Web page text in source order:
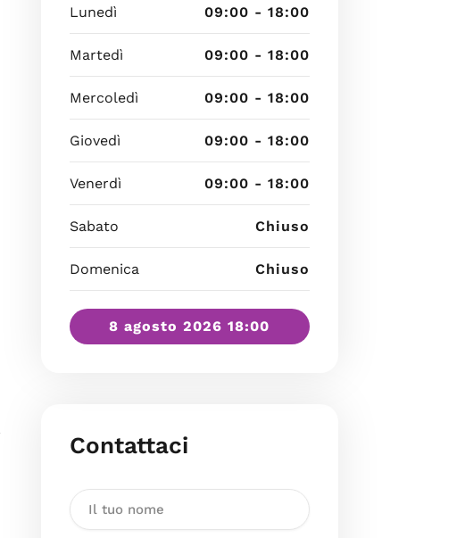
Lunedì 09:00 - 18:00
Martedì 09:00 - 18:00
Mercoledì 09:00 - 18:00
Giovedì 09:00 - 18:00
Venerdì 09:00 - 18:00
Sabato Chiuso
Domenica Chiuso
8 agosto 2026 18:00
Contattaci